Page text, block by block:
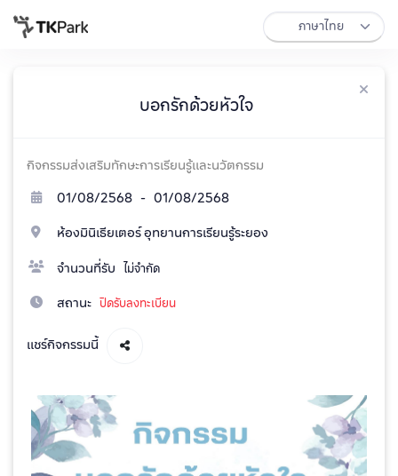
บอกรักด้วยหัวใจ
กิจกรรมส่งเสริมทักษะการเรียนรู้และนวัตกรรม
01/08/2568 - 01/08/2568
ห้องมินิเธียเตอร์ อุทยานการเรียนรู้ระยอง
จำนวนที่รับ ไม่จำกัด
สถานะ ปิดรับลงทะเบียน
แชร์กิจกรรมนี้